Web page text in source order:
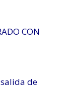
CON
de